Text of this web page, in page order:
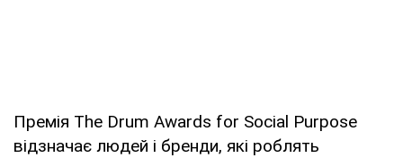
Премія The Drum Awards for Social Purpose
відзначає людей і бренди, які роблять